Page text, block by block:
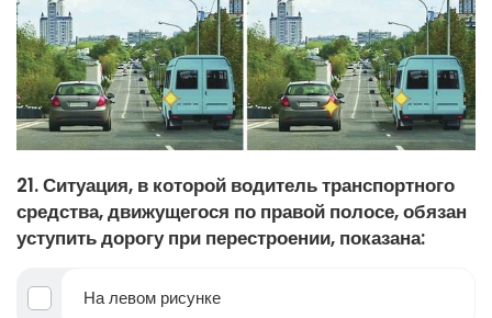
21. Ситуация, в которой водитель транспортного
средства, движущегося по правой полосе, обязан
уступить дорогу при перестроении, показана:
На левом рисунке